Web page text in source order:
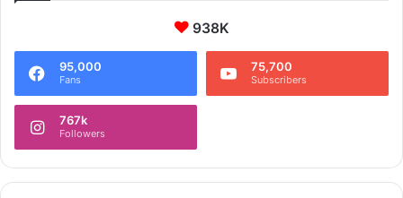
938K
95,000
Fans
75,700
Subscribers
767k
Followers